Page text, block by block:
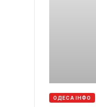
ОДЕСА ІНФО